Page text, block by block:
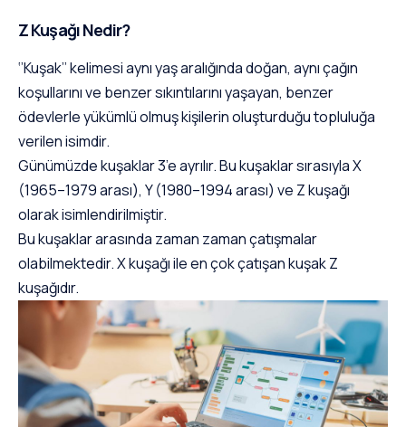
Z Kuşağı Nedir?
‘’Kuşak’’ kelimesi aynı yaş aralığında doğan, aynı çağın
koşullarını ve benzer sıkıntılarını yaşayan, benzer
ödevlerle yükümlü olmuş kişilerin oluşturduğu topluluğa
verilen isimdir.
Günümüzde kuşaklar 3’e ayrılır. Bu kuşaklar sırasıyla X
(1965–1979 arası), Y (1980–1994 arası) ve Z kuşağı
olarak isimlendirilmiştir.
Bu kuşaklar arasında zaman zaman çatışmalar
olabilmektedir. X kuşağı ile en çok çatışan kuşak Z
kuşağıdır.